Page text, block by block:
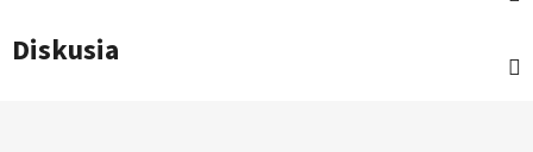
Diskusia